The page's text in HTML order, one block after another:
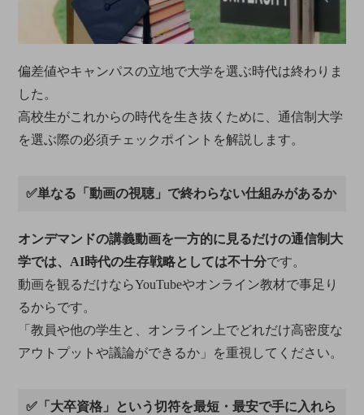
偏差値やキャンパスの立地で大学を選ぶ時代は終わりま
した。
高校生がこれからの時代を生き抜くために、通信制大学
を選ぶ際の必須チェックポイントを解説します。
✅単なる「動画の視聴」で終わらない仕組みがあるか
オンデマンドの講義動画を一方的に見るだけの通信制大
学では、AI時代の生存戦略としては不十分です。
動画を観るだけならYouTubeやオンライン教材で事足り
るからです。
「教員や他の学生と、オンライン上でどれだけ高密度な
アウトプットや議論ができるか」を重視してください。
✅「大卒資格」という切符を最短・最安で手に入れら